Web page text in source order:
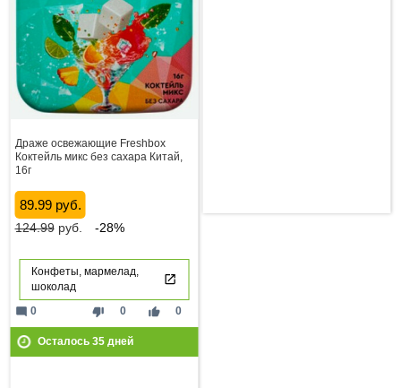
Драже освежающие Freshbox
Коктейль микс без сахара Китай,
16г
89.99 руб.
124.99руб. -28%
Конфеты, мармелад,
шоколад
thumb_down 0 thumb_up 0
mode_comment 0
Осталось 35дней